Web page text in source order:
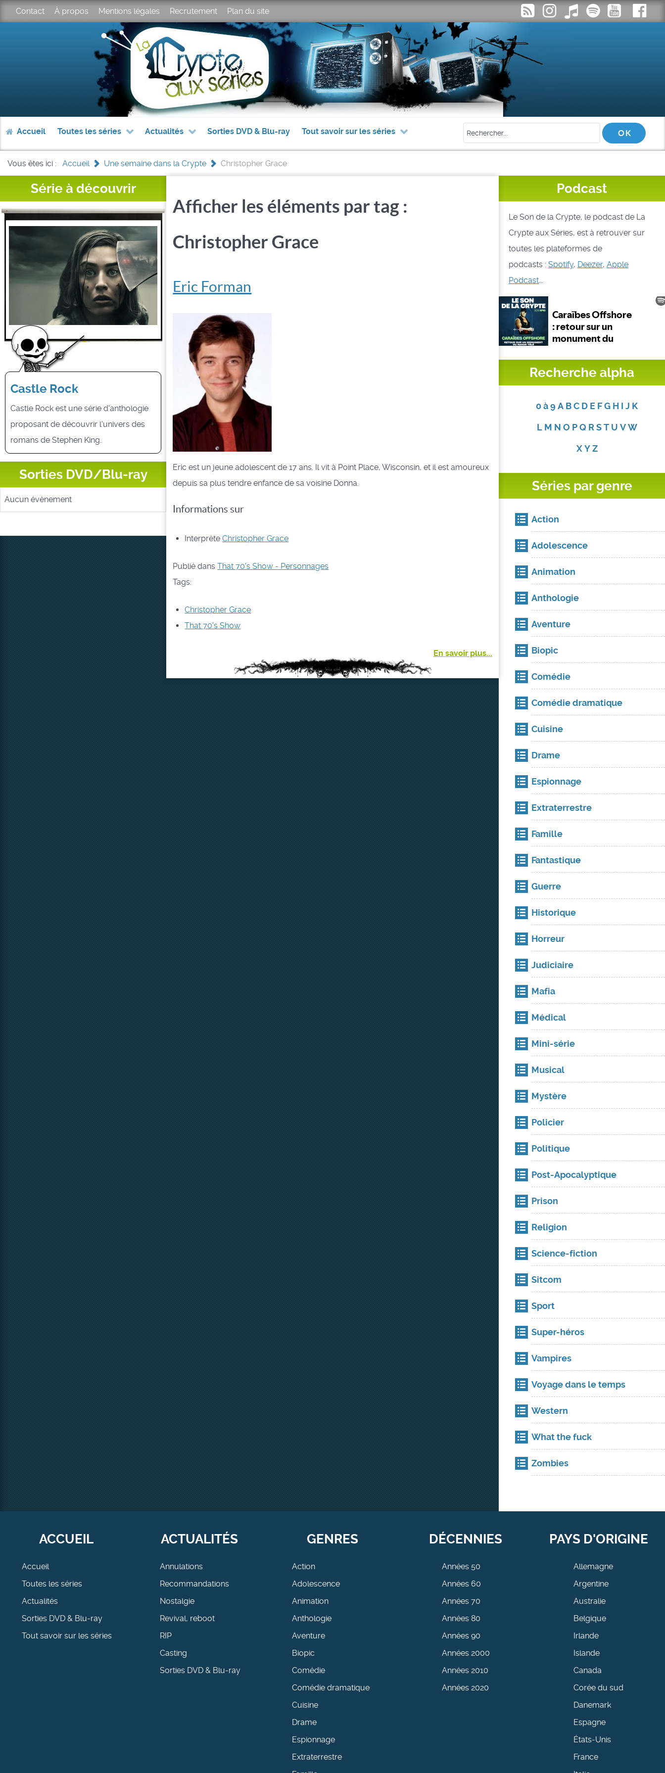
Contact À propos Mentions légales Recrutement Plan du site
Accueil Toutes les séries Actualités Sorties DVD & Blu-ray Tout savoir sur les séries
Vous êtes ici : Accueil > Une semaine dans la Crypte > Christopher Grace
Série à découvrir
Castle Rock
Castle Rock est une série d'anthologie
proposant de découvrir l'univers des
romans de Stephen King.
Sorties DVD/Blu-ray
Aucun évènement
Afficher les éléments par tag :
Christopher Grace
Eric Forman
Eric est un jeune adolescent de 17 ans. Il vit à Point Place, Wisconsin, et il est amoureux
depuis sa plus tendre enfance de sa voisine Donna.
Informations sur
Interprète Christopher Grace
Publié dans That 70's Show - Personnages
Tags:
Christopher Grace
That 70's Show
En savoir plus...
Podcast
Le Son de la Crypte, le podcast de La
Crypte aux Séries, est à retrouver sur
toutes les plateformes de
podcasts : Spotify, Deezer, Apple
Podcast...
Recherche alpha
0 à 9 A BC D E FG H I J K
L M N O P Q R S T U V W
X Y Z
Séries par genre
Action
Adolescence
Animation
Anthologie
Aventure
Biopic
Comédie
Comédie dramatique
Cuisine
Drame
Espionnage
Extraterrestre
Famille
Fantastique
Guerre
Historique
Horreur
Judiciaire
Mafia
Médical
Mini-série
Musical
Mystère
Policier
Politique
Post-Apocalyptique
Prison
Religion
Science-fiction
Sitcom
Sport
Super-héros
Vampires
Voyage dans le temps
Western
What the fuck
Zombies
ACCUEIL
Accueil
Toutes les séries
Actualités
Sorties DVD & Blu-ray
Tout savoir sur les séries
ACTUALITÉS
Annulations
Recommandations
Nostalgie
Revival, reboot
RIP
Casting
Sorties DVD & Blu-ray
GENRES
Action
Adolescence
Animation
Anthologie
Aventure
Biopic
Comédie
Comédie dramatique
Cuisine
Drame
Espionnage
Extraterrestre
DÉCENNIES
Années 50
Années 60
Années 70
Années 80
Années 90
Années 2000
Années 2010
Années 2020
PAYS D'ORIGINE
Allemagne
Argentine
Australie
Belgique
Irlande
Islande
Canada
Corée du sud
Danemark
Espagne
États-Unis
France